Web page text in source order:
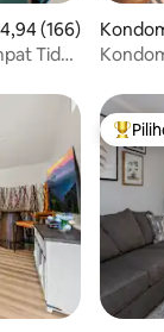
rata-rata 4,94
4,94 (166)
Tidur
ge